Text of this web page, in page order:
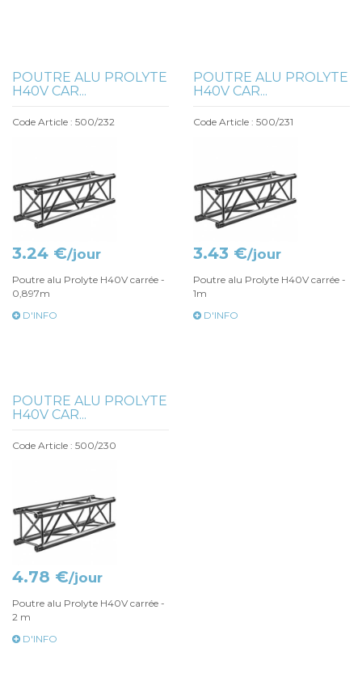
POUTRE ALU PROLYTE
H40V CAR...
Code Article : 500/232
3.24 €/jour
Poutre alu Prolyte H40V carrée -
0,897m
D'INFO
POUTRE ALU PROLYTE
H40V CAR...
Code Article : 500/231
3.43 €/jour
Poutre alu Prolyte H40V carrée -
1m
D'INFO
POUTRE ALU PROLYTE
H40V CAR...
Code Article : 500/230
4.78 €/jour
Poutre alu Prolyte H40V carrée -
2 m
D'INFO